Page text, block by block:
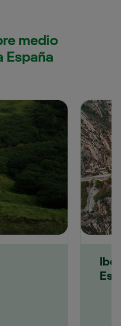
medio
España